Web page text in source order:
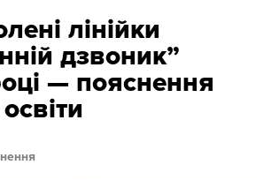
лінійки
дзвоник”
— пояснення